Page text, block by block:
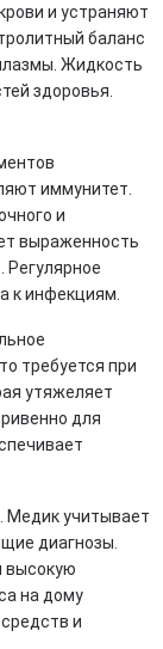
и устраняют
баланс
Жидкость
здоровья.
иммунитет.
и
выраженность
к инфекциям.
требуется при
утяжеляет
для
Медик учитывает
диагнозы.
высокую
на дому
и